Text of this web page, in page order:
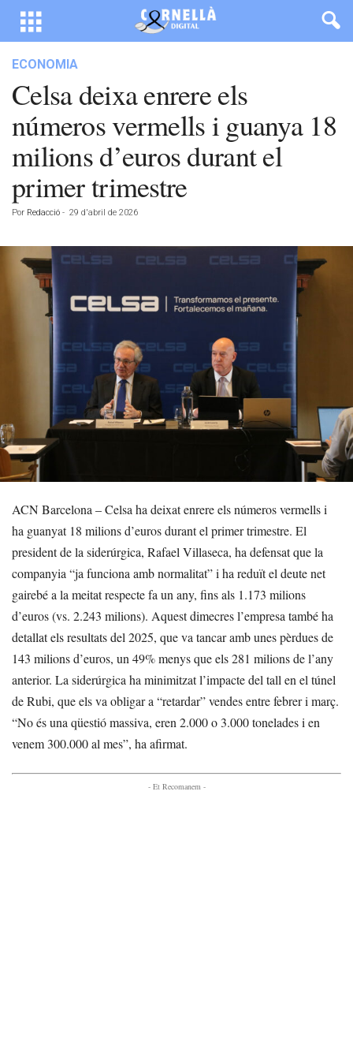
ECONOMIA
Celsa deixa enrere els
números vermells i guanya 18
milions d’euros durant el
primer trimestre
Por Redacció - 29 d'abril de 2026
ACN Barcelona – Celsa ha deixat enrere els números vermells i
ha guanyat 18 milions d’euros durant el primer trimestre. El
president de la siderúrgica, Rafael Villaseca, ha defensat que la
companyia “ja funciona amb normalitat” i ha reduït el deute net
gairebé a la meitat respecte fa un any, fins als 1.173 milions
d’euros (vs. 2.243 milions). Aquest dimecres l’empresa també ha
detallat els resultats del 2025, que va tancar amb unes pèrdues de
143 milions d’euros, un 49% menys que els 281 milions de l’any
anterior. La siderúrgica ha minimitzat l’impacte del tall en el túnel
de Rubi, que els va obligar a “retardar” vendes entre febrer i març.
“No és una qüestió massiva, eren 2.000 o 3.000 tonelades i en
venem 300.000 al mes”, ha afirmat.
- Et Recomanem -